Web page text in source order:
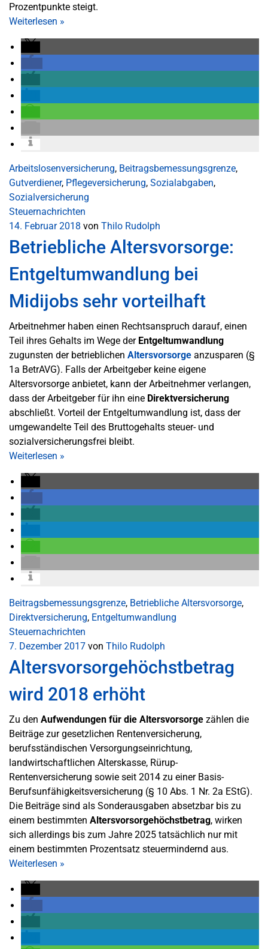
Prozentpunkte steigt.
Weiterlesen »
Arbeitslosenversicherung, Beitragsbemessungsgrenze,
Gutverdiener, Pflegeversicherung, Sozialabgaben,
Sozialversicherung
Steuernachrichten
14. Februar 2018 von Thilo Rudolph
Betriebliche Altersvorsorge:
Entgeltumwandlung bei
Midijobs sehr vorteilhaft
Arbeitnehmer haben einen Rechtsanspruch darauf, einen
Teil ihres Gehalts im Wege der Entgeltumwandlung
zugunsten der betrieblichen Altersvorsorge anzusparen (§
1a BetrAVG). Falls der Arbeitgeber keine eigene
Altersvorsorge anbietet, kann der Arbeitnehmer verlangen,
dass der Arbeitgeber für ihn eine Direktversicherung
abschließt. Vorteil der Entgeltumwandlung ist, dass der
umgewandelte Teil des Bruttogehalts steuer- und
sozialversicherungsfrei bleibt.
Weiterlesen »
Beitragsbemessungsgrenze, Betriebliche Altersvorsorge,
Direktversicherung, Entgeltumwandlung
Steuernachrichten
7. Dezember 2017 von Thilo Rudolph
Altersvorsorgehöchstbetrag
wird 2018 erhöht
Zu den Aufwendungen für die Altersvorsorge zählen die
Beiträge zur gesetzlichen Rentenversicherung,
berufsständischen Versorgungseinrichtung,
landwirtschaftlichen Alterskasse, Rürup-
Rentenversicherung sowie seit 2014 zu einer Basis-
Berufsunfähigkeitsversicherung (§ 10 Abs. 1 Nr. 2a EStG).
Die Beiträge sind als Sonderausgaben absetzbar bis zu
einem bestimmten Altersvorsorgehöchstbetrag, wirken
sich allerdings bis zum Jahre 2025 tatsächlich nur mit
einem bestimmten Prozentsatz steuermindernd aus.
Weiterlesen »